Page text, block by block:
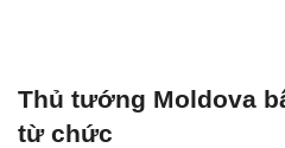
Thủ tướng Moldova
từ chức